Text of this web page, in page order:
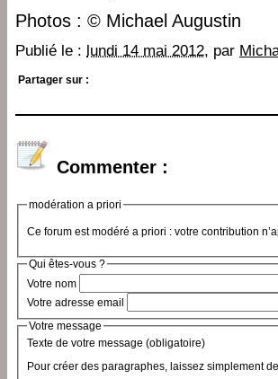
Photos : © Michael Augustin
Publié le : lundi 14 mai 2012, par
Partager sur :
Commenter :
modération a priori
Ce forum est modéré a priori : votre contribution
Qui êtes-vous ?
Votre nom
Votre adresse email
Votre message
Texte de votre message (obligatoire)
Pour créer des paragraphes, laissez simplement